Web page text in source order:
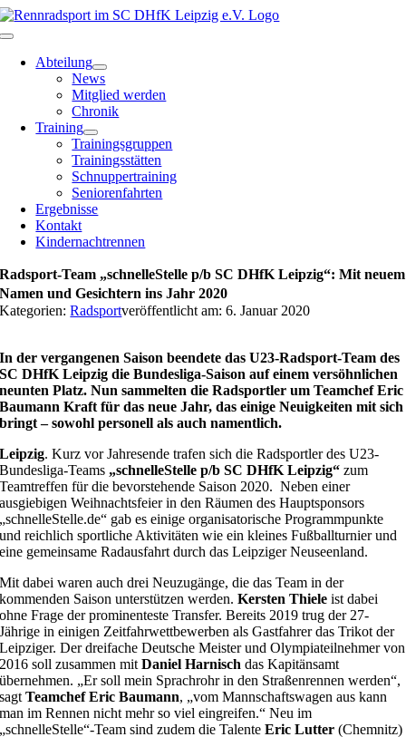
Zum
Inhalt
Toggle
NavigationAbteilung
News
Mitglied werden
Chronik
Training
Trainingsgruppen
Trainingsstätten
Schnuppertraining
Seniorenfahrten
Ergebnisse
Kontakt
Kindernachtrennen
Radsport-Team „schnelleStelle p/b SC DHfK Leipzig“: Mit neuem
Namen und Gesichtern ins Jahr 2020
Kategorien:Radsportveröffentlicht am: 6. Januar 2020
In der vergangenen Saison beendete das U23-Radsport-Team des
SC DHfK Leipzig die Bundesliga-Saison auf einem versöhnlichen
neunten Platz. Nun sammelten die Radsportler um Teamchef Eric
Baumann Kraft für das neue Jahr, das einige Neuigkeiten mit sich
bringt – sowohl personell als auch namentlich.
Leipzig. Kurz vor Jahresende trafen sich die Radsportler des U23-
Bundesliga-Teams „schnelleStelle p/b SC DHfK Leipzig“ zum
Teamtreffen für die bevorstehende Saison 2020. Neben einer
ausgiebigen Weihnachtsfeier in den Räumen des Hauptsponsors
„schnelleStelle.de“ gab es einige organisatorische Programmpunkte
und reichlich sportliche Aktivitäten wie ein kleines Fußballturnier und
eine gemeinsame Radausfahrt durch das Leipziger Neuseenland.
Mit dabei waren auch drei Neuzugänge, die das Team in der
kommenden Saison unterstützen werden.Kersten Thiele ist dabei
ohne Frage der prominenteste Transfer. Bereits 2019 trug der 27-
Jährige in einigen Zeitfahrwettbewerben als Gastfahrer das Trikot der
Leipziger. Der dreifache Deutsche Meister und Olympiateilnehmer von
2016 soll zusammen mitDaniel Harnisch das Kapitänsamt
übernehmen. „Er soll mein Sprachrohr in den Straßenrennen werden“,
sagtTeamchef Eric Baumann, „vom Mannschaftswagen aus kann
man im Rennen nicht mehr so viel eingreifen.“ Neu im
„schnelleStelle“-Team sind zudem die TalenteEric Lutter (Chemnitz)